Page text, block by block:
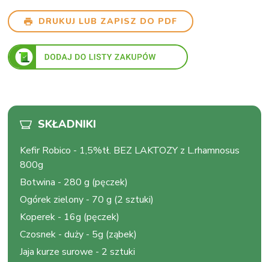
DRUKUJ LUB ZAPISZ DO PDF
SKŁADNIKI
Kefir Robico - 1,5%tł. BEZ LAKTOZY z L.rhamnosus
800g
Botwina - 280 g (pęczek)
Ogórek zielony - 70 g (2 sztuki)
Koperek - 16g (pęczek)
Czosnek -duży - 5g (ząbek)
Jaja kurze surowe - 2 sztuki